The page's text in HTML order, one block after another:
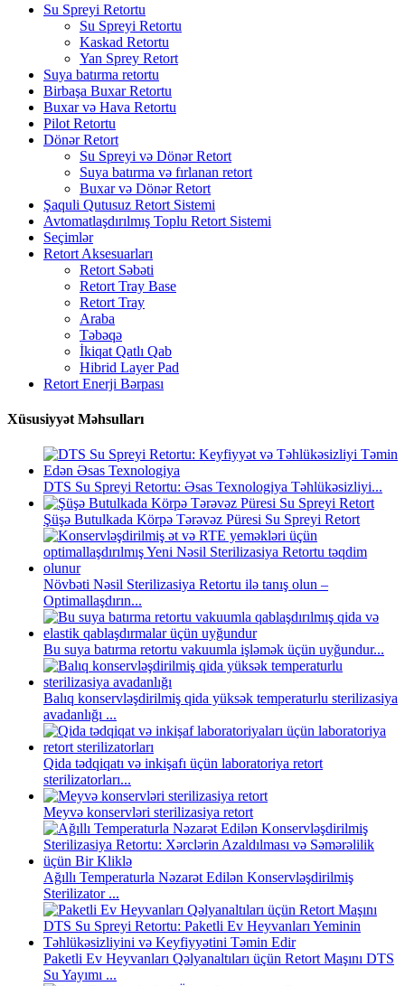
Su Spreyi Retortu
Su Spreyi Retortu
Kaskad Retortu
Yan Sprey Retort
Suya batırma retortu
Birbaşa Buxar Retortu
Buxar və Hava Retortu
Pilot Retortu
Dönər Retort
Su Spreyi və Dönər Retort
Suya batırma və fırlanan retort
Buxar və Dönər Retort
Şaquli Qutusuz Retort Sistemi
Avtomatlaşdırılmış Toplu Retort Sistemi
Seçimlər
Retort Aksesuarları
Retort Səbəti
Retort Tray Base
Retort Tray
Araba
Təbəqə
İkiqat Qatlı Qab
Hibrid Layer Pad
Retort Enerji Bərpası
Xüsusiyyət Məhsulları
DTS Su Spreyi Retortu: Əsas Texnologiya Təhlükəsizliyi...
Şüşə Butulkada Körpə Tərəvəz Püresi Su Spreyi Retort
Növbəti Nəsil Sterilizasiya Retortu ilə tanış olun –
Optimallaşdırın...
Bu suya batırma retortu vakuumla işləmək üçün uyğundur...
Balıq konservləşdirilmiş qida yüksək temperaturlu sterilizasiya
avadanlığı ...
Qida tədqiqatı və inkişafı üçün laboratoriya retort
sterilizatorları...
Meyvə konservləri sterilizasiya retort
Ağıllı Temperaturla Nəzarət Edilən Konservləşdirilmiş
Sterilizator ...
Paketli Ev Heyvanları Qəlyanaltıları üçün Retort Maşını DTS
Su Yayımı ...